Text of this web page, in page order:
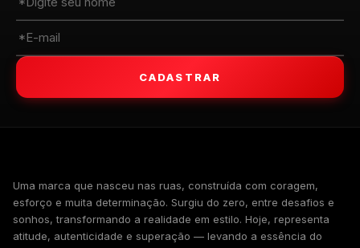
CADASTRAR
Uma marca que nasceu nas ruas, construída com coragem,
esforço e muita determinação. Surgiu do zero, entre desafios e
sonhos, transformando a realidade em estilo. Hoje, representa
atitude, autenticidade e superação — levando a essência do